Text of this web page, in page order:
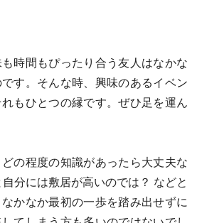
時間もぴったり合う友人はなかな
す。そんな時、興味のあるイベン
もひとつの縁です。ぜひ足を運ん
の程度の知識があったら大丈夫な
分には敷居が高いのでは？ などと
かなか最初の一歩を踏み出せずに